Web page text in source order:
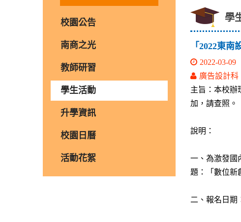
校園公告
南商之光
教師研習
學生活動
升學資訊
校園日曆
活動花絮
學
「2022東
2022-03-09
廣告設計科
主旨：本校辦
加，請查照。
說明：
一、為激發國
題：「數位新
二、報名日期